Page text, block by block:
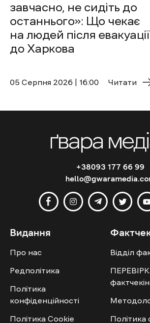
завчасно, не сидіть до
останнього»: Що чекає
на людей після евакуації
до Харкова
05 Cерпня 2026 | 16:00 Читати
+38093 177 66 99
Видання
Про нас
Редполітика
Політика
конфіденційності
Політика Cookie
Відділ
Політика